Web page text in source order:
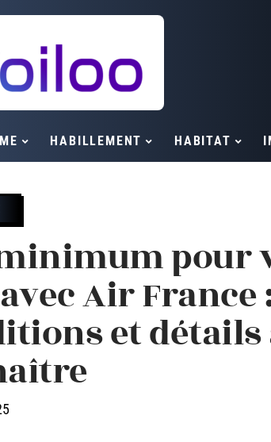
HABILLEMENT HABITAT
pour
Air France
et détails